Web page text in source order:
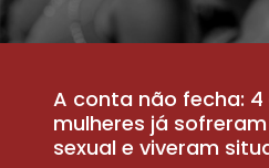
A conta não fecha:
mulheres já
sexual e viveram